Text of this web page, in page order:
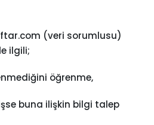
(veri sorumlusu)
ilgili;
öğrenme,
buna ilişkin bilgi talep